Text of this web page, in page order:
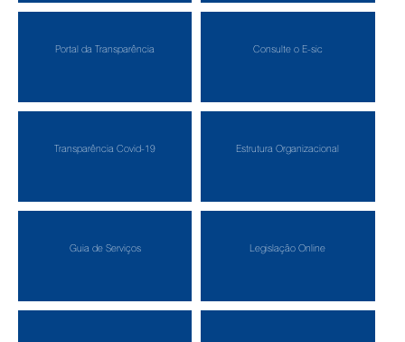
Portal da Transparência Consulte o E-sic
Transparência Covid-19 Estrutura Organizacional
Guia de Serviços Legislação Online